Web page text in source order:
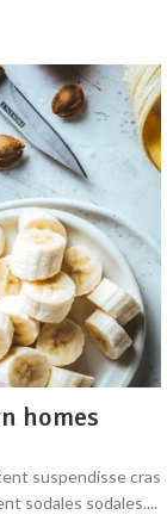
homes
suspendisse cras
sodales sodales....